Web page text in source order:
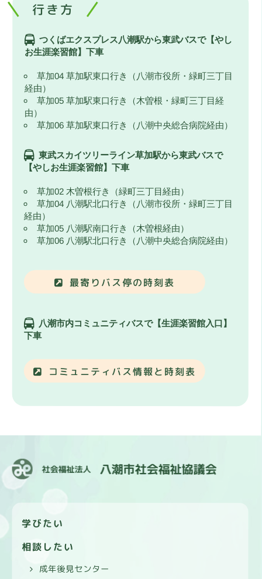
行き方
つくばエクスプレス八潮駅から東武バスで【やし
お生涯楽習館】下車
草加04 草加駅東口行き（八潮市役所・緑町三丁目
経由）
草加05 草加駅東口行き（木曽根・緑町三丁目経
由）
草加06 草加駅東口行き（八潮中央総合病院経由）
東武スカイツリーライン草加駅から東武バスで
【やしお生涯楽習館】下車
草加02 木曽根行き（緑町三丁目経由）
草加04 八潮駅北口行き（八潮市役所・緑町三丁目
経由）
草加05 八潮駅南口行き（木曽根経由）
草加06 八潮駅北口行き（八潮中央総合病院経由）
最寄りバス停の時刻表
八潮市内コミュニティバスで【生涯楽習館入口】
下車
コミュニティバス情報と時刻表
学びたい
相談したい
成年後見センター